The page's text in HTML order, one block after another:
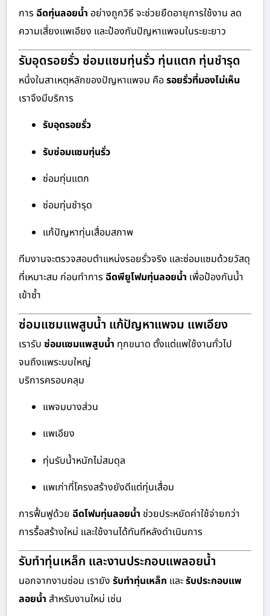
การ ฉีดทุ่นลอยน้ำ อย่างถูกวิธี จะช่วยยืดอายุการใช้งาน ลด
ความเสี่ยงแพเอียง และป้องกันปัญหาแพจมในระยะยาว
รับอุดรอยรั่ว ซ่อมแซมทุ่นรั่ว ทุ่นแตก ทุ่นชำรุด
หนึ่งในสาเหตุหลักของปัญหาแพจม คือรอยรั่วที่มองไม่เห็น
เราจึงมีบริการ
รับอุดรอยรั่ว
รับซ่อมแซมทุ่นรั่ว
ซ่อมทุ่นแตก
ซ่อมทุ่นชำรุด
แก้ปัญหาทุ่นเสื่อมสภาพ
ทีมงานจะตรวจสอบตำแหน่งรอยรั่วจริง และซ่อมแซมด้วยวัสดุ
ที่เหมาะสม ก่อนทำการ ฉีดพียูโฟมทุ่นลอยน้ำ เพื่อป้องกันน้ำ
เข้าซ้ำ
ซ่อมแซมแพสูบน้ำ แก้ปัญหาแพจม แพเอียง
เรารับ ซ่อมแซมแพสูบน้ำ ทุกขนาด ตั้งแต่แพใช้งานทั่วไป
จนถึงแพระบบใหญ่
บริการครอบคลุม
แพจมบางส่วน
แพเอียง
ทุ่นรับน้ำหนักไม่สมดุล
แพเก่าที่โครงสร้างยังดีแต่ทุ่นเสื่อม
การฟื้นฟูด้วย ฉีดโฟมทุ่นลอยน้ำ ช่วยประหยัดค่าใช้จ่ายกว่า
การรื้อสร้างใหม่ และใช้งานได้ทันทีหลังดำเนินการ
รับทำทุ่นเหล็ก และงานประกอบแพลอยน้ำ
นอกจากงานซ่อม เรายัง รับทำทุ่นเหล็ก และรับประกอบแพ
ลอยน้ำ สำหรับงานใหม่ เช่น